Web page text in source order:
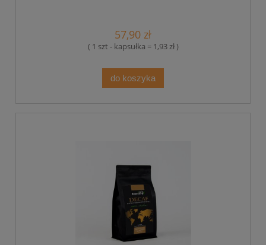
57,90 zł
( 1 szt - kapsułka = 1,93 zł )
do koszyka